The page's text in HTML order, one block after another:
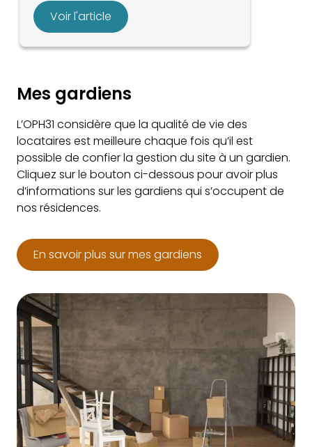
Voir l'article
Mes gardiens
L’OPH31 considère que la qualité de vie des
locataires est meilleure chaque fois qu’il est
possible de confier la gestion du site à un gardien.
Cliquez sur le bouton ci-dessous pour avoir plus
d’informations sur les gardiens qui s’occupent de
nos résidences.
En savoir plus sur mes gardiens